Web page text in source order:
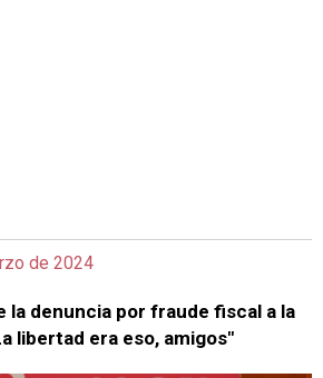
de 2024
la denuncia por fraude fiscal a la
libertad era eso, amigos"